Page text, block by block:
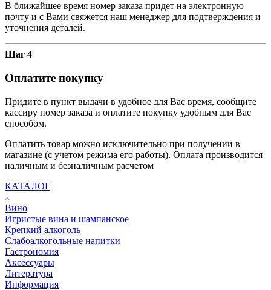
В ближайшее время номер заказа придет на электронную
почту и с Вами свяжется наш менеджер для подтверждения и
уточнения деталей.
Шаг 4
Оплатите покупку
Придите в пункт выдачи в удобное для Вас время, сообщите
кассиру номер заказа и оплатите покупку удобным для Вас
способом.
Оплатить товар можно исключительно при получении в
магазине (с учетом режима его работы). Оплата производится
наличным и безналичным расчетом
КАТАЛОГ
Вино
Игристые вина и шампанское
Крепкий алкоголь
Слабоалкогольные напитки
Гастрономия
Аксессуары
Литература
Информация